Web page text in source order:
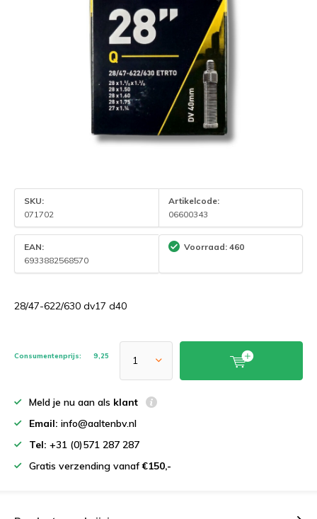
SKU:
071702
Artikelcode:
06600343
EAN:
6933882568570
Voorraad: 460
28/47-622/630 dv17 d40
Consumentenprijs: 9,25
Meld je nu aan als klant
Email: info@aaltenbv.nl
Tel: +31 (0)571 287 287
Gratis verzending vanaf€150,-